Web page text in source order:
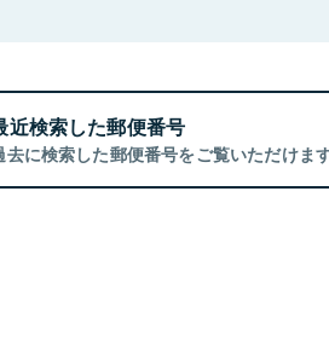
近検索した郵便番号
去に検索した郵便番号をご覧いただけます